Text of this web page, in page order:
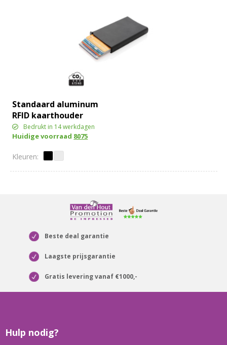
Standaard aluminum
RFID kaarthouder
Bedrukt in 14 werkdagen
Huidige voorraad 8075
Beste deal garantie
Laagste prijsgarantie
Gratis levering vanaf €1000,-
Hulp nodig?